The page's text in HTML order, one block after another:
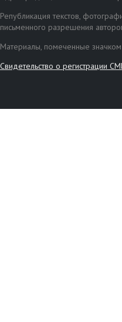
Републикация текстов,
письменного разрешения
Материалы, помеченные значком
Свидетельство о регистрации